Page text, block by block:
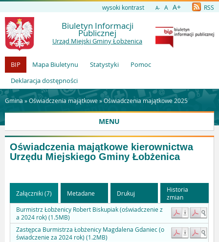
wysoki kontrast A- A A+ RSS
Biuletyn Informacji
Publicznej
Urząd Miejski Gminy Łobżenica
BIP Mapa Biuletynu Statystyki
Pomoc
Deklaracja dostępności
Gmina »Oświadczenia majątkowe»Oświadczenia majątkowe 2025
MENU
Oświadczenia majątkowe kierownictwa
Urzędu Miejskiego Gminy Łobżenica
Załączniki (7) Metadane Drukuj
Historia
zmian
Burmistrz Łobżenicy Robert Biskupiak (oświadczenie z
a 2024 rok) (1.5MB)
Zastępca Burmistrza Łobżenicy Magdalena Gdaniec (o
świadczenie za 2024 rok) (1.2MB)